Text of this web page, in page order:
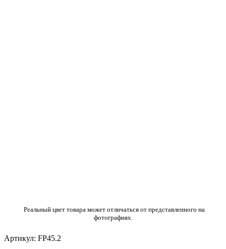
Реальный цвет товара может отличаться от представленного на
фотографиях.
Артикул: FP45.2